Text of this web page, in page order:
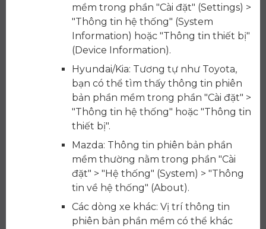
mềm trong phần "Cài đặt" (Settings) >
"Thông tin hệ thống" (System
Information) hoặc "Thông tin thiết bị"
(Device Information).
Hyundai/Kia: Tương tự như Toyota,
bạn có thể tìm thấy thông tin phiên
bản phần mềm trong phần "Cài đặt" >
"Thông tin hệ thống" hoặc "Thông tin
thiết bị".
Mazda: Thông tin phiên bản phần
mềm thường nằm trong phần "Cài
đặt" > "Hệ thống" (System) > "Thông
tin về hệ thống" (About).
Các dòng xe khác: Vị trí thông tin
phiên bản phần mềm có thể khác